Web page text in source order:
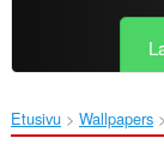
Etusivu Wallpapers